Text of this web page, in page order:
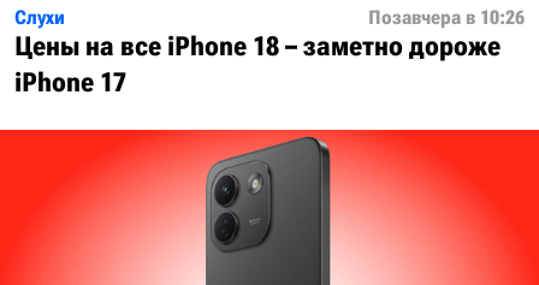
Слухи Позавчера в 10:26
Цены на все iPhone 18 – заметно дороже
iPhone 17